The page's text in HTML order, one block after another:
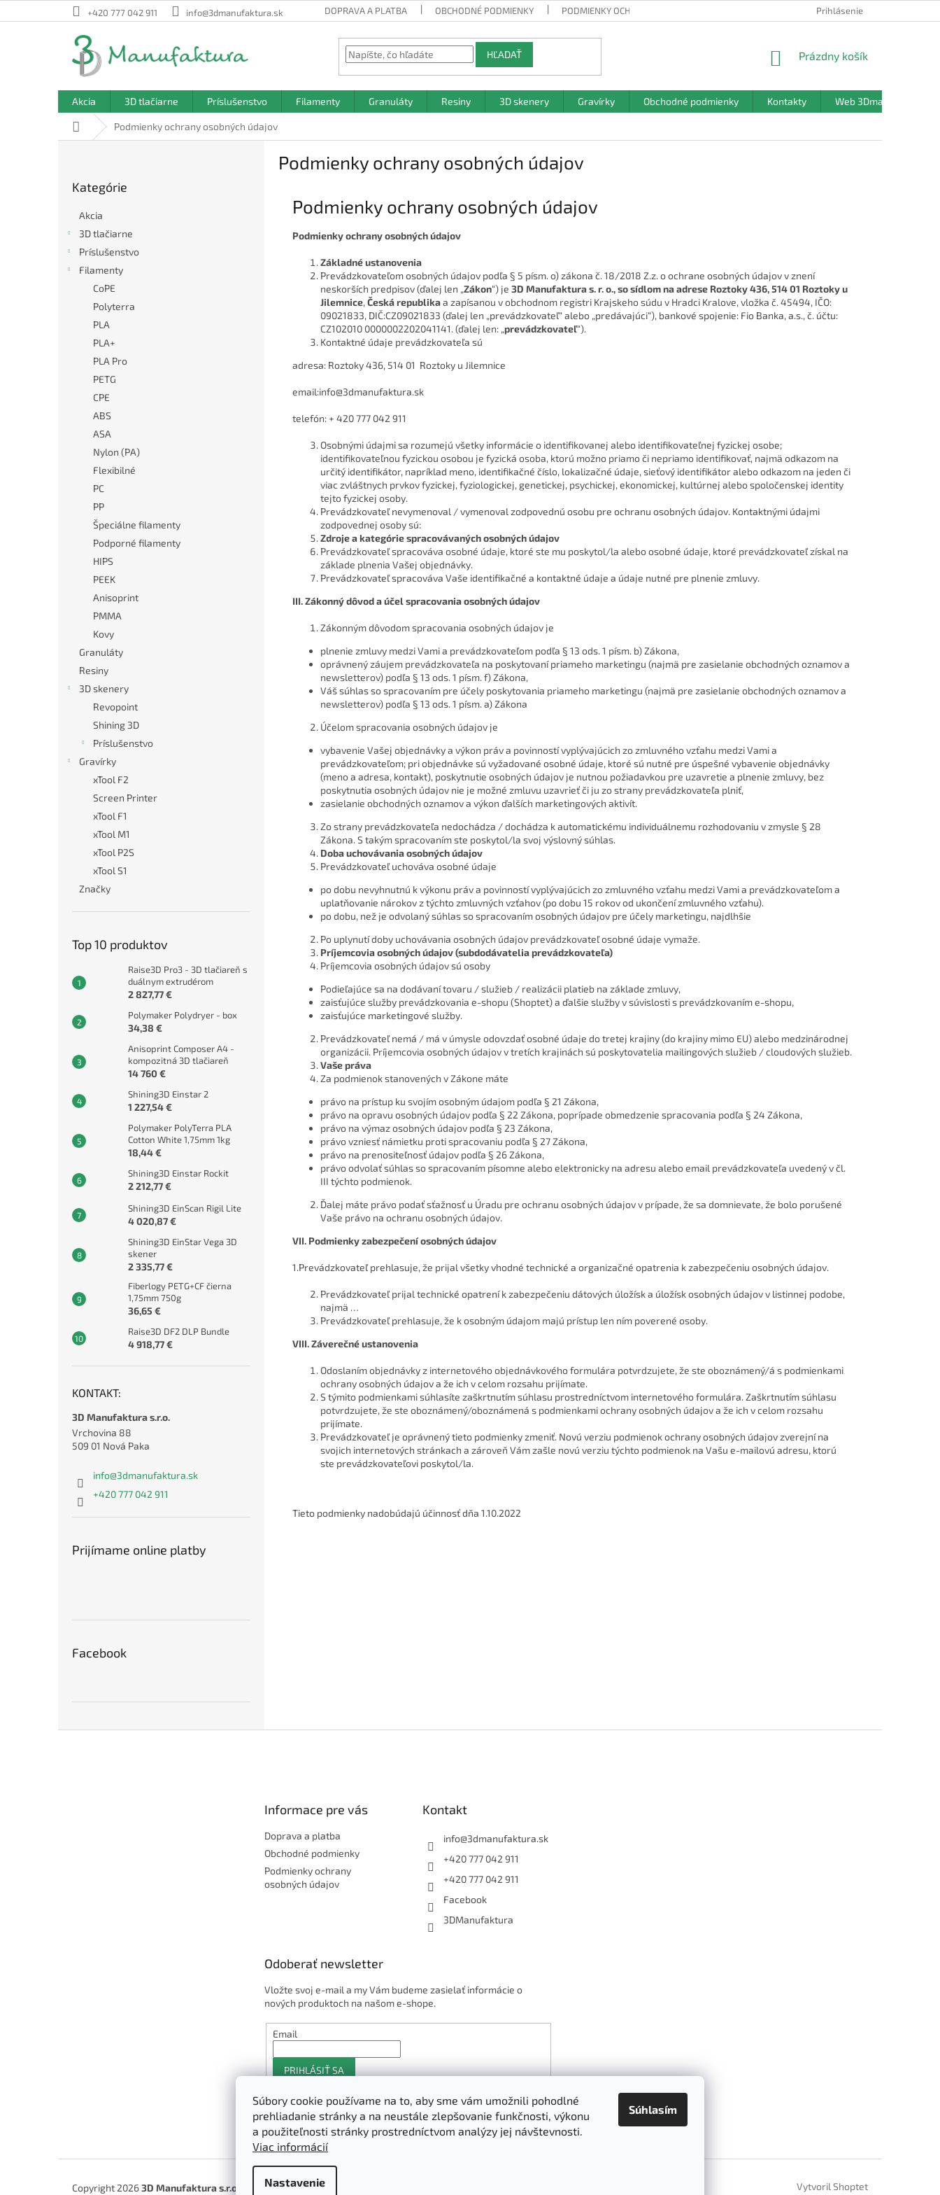
Súbory cookie používame na to, aby sme vám umožnili pohodlné
prehliadanie stránky a na neustále zlepšovanie funkčnosti, výkonu
a použiteľnosti stránky prostredníctvom analýzy jej návštevnosti.
Viac informácií
Nastavenie
Súhlasím
na
+420 777 042 911 info@3dmanufaktura.sk DOPRAVA A PLATBA OBCHODNÉ PODMIENKY PODMIENKY OCHRANY OSOBNÝCH ÚDAJOV Prihlásenie
HĽADAŤ
NÁKUPNÝ
Prázdny košík
Akcia 3D tlačiarne Príslušenstvo Filamenty Granuláty Resiny 3D skenery Gravírky Obchodné podmienky Kontakty Web 3Dmanufaktura.sk
DomovPodmienky ochrany osobných údajov
kategórie
Kategórie
Akcia
3D tlačiarne
Príslušenstvo
Filamenty
CoPE
Polyterra
PLA
PLA+
PLA Pro
PETG
CPE
ABS
ASA
Nylon (PA)
Flexibilné
PC
PP
Špeciálne filamenty
Podporné filamenty
HIPS
PEEK
Anisoprint
PMMA
Kovy
Granuláty
Resiny
3D skenery
Revopoint
Shining 3D
Príslušenstvo
Gravírky
xTool F2
Screen Printer
xTool F1
xTool M1
xTool P2S
xTool S1
Značky
Top 10 produktov
Raise3D Pro3 - 3D tlačiareň s
duálnym extrudérom
2 827,77 €
Polymaker Polydryer - box
34,38 €
Anisoprint Composer A4 -
kompozitná 3D tlačiareň
14 760 €
Shining3D Einstar 2
1 227,54 €
Polymaker PolyTerra PLA
Cotton White 1,75mm 1kg
18,44 €
Shining3D Einstar Rockit
2 212,77 €
Shining3D EinScan Rigil Lite
4 020,87 €
Shining3D EinStar Vega 3D
skener
2 335,77 €
Fiberlogy PETG+CF čierna
1,75mm 750g
36,65 €
Raise3D DF2 DLP Bundle
4 918,77 €
KONTAKT:
3D Manufaktura s.r.o.
Vrchovina 88
509 01 Nová Paka
info@3dmanufaktura.sk
+420 777 042 911
Prijímame online platby
Facebook
Podmienky ochrany osobných údajov
Podmienky ochrany osobných údajov
Podmienky ochrany osobných údajov
Základné ustanovenia
Prevádzkovateľom osobných údajov podľa § 5 písm. o) zákona č. 18/2018 Z.z. o ochrane osobných údajov v znení
neskorších predpisov (ďalej len „Zákon“) je 3D Manufaktura s. r. o., so sídlom na adrese Roztoky 436, 514 01 Roztoky u
Jilemnice, Česká republikaa zapísanou v obchodnom registri Krajskeho súdu v Hradci Kralove, vložka č. 45494, IČO:
09021833, DIČ:CZ09021833 (ďalej len „prevádzkovateľ“ alebo „predávajúci“), bankové spojenie: Fio Banka, a.s., č. účtu:
CZ102010 0000002202041141. (ďalej len: „prevádzkovateľ“).
Kontaktné údaje prevádzkovateľa sú
adresa: Roztoky 436, 514 01 Roztoky u Jilemnice
email:info@3dmanufaktura.sk
telefón: + 420 777 042 911
Osobnými údajmi sa rozumejú všetky informácie o identifikovanej alebo identifikovateľnej fyzickej osobe;
identifikovateľnou fyzickou osobou je fyzická osoba, ktorú možno priamo či nepriamo identifikovať, najmä odkazom na
určitý identifikátor, napríklad meno, identifikačné číslo, lokalizačné údaje, sieťový identifikátor alebo odkazom na jeden či
viac zvláštnych prvkov fyzickej, fyziologickej, genetickej, psychickej, ekonomickej, kultúrnej alebo spoločenskej identity
tejto fyzickej osoby.
Prevádzkovateľ nevymenoval / vymenoval zodpovednú osobu pre ochranu osobných údajov. Kontaktnými údajmi
zodpovednej osoby sú:
Zdroje a kategórie spracovávaných osobných údajov
Prevádzkovateľ spracováva osobné údaje, ktoré ste mu poskytol/la alebo osobné údaje, ktoré prevádzkovateľ získal na
základe plnenia Vašej objednávky.
Prevádzkovateľ spracováva Vaše identifikačné a kontaktné údaje a údaje nutné pre plnenie zmluvy.
III. Zákonný dôvod a účel spracovania osobných údajov
Zákonným dôvodom spracovania osobných údajov je
plnenie zmluvy medzi Vami a prevádzkovateľom podľa § 13 ods. 1 písm. b) Zákona,
oprávnený záujem prevádzkovateľa na poskytovaní priameho marketingu (najmä pre zasielanie obchodných oznamov a
newsletterov) podľa § 13 ods. 1 písm. f) Zákona,
Váš súhlas so spracovaním pre účely poskytovania priameho marketingu (najmä pre zasielanie obchodných oznamov a
newsletterov) podľa § 13 ods. 1 písm. a) Zákona
Účelom spracovania osobných údajov je
vybavenie Vašej objednávky a výkon práv a povinností vyplývajúcich zo zmluvného vzťahu medzi Vami a
prevádzkovateľom; pri objednávke sú vyžadované osobné údaje, ktoré sú nutné pre úspešné vybavenie objednávky
(meno a adresa, kontakt), poskytnutie osobných údajov je nutnou požiadavkou pre uzavretie a plnenie zmluvy, bez
poskytnutia osobných údajov nie je možné zmluvu uzavrieť či ju zo strany prevádzkovateľa plniť,
zasielanie obchodných oznamov a výkon ďalších marketingových aktivít.
Zo strany prevádzkovateľa nedochádza / dochádza k automatickému individuálnemu rozhodovaniu v zmysle § 28
Zákona. S takým spracovaním ste poskytol/la svoj výslovný súhlas.
Doba uchovávania osobných údajov
Prevádzkovateľ uchováva osobné údaje
po dobu nevyhnutnú k výkonu práv a povinností vyplývajúcich zo zmluvného vzťahu medzi Vami a prevádzkovateľom a
uplatňovanie nárokov z týchto zmluvných vzťahov (po dobu 15 rokov od ukončení zmluvného vzťahu).
po dobu, než je odvolaný súhlas so spracovaním osobných údajov pre účely marketingu, najdlhšie
Po uplynutí doby uchovávania osobných údajov prevádzkovateľ osobné údaje vymaže.
Príjemcovia osobných údajov (subdodávatelia prevádzkovateľa)
Príjemcovia osobných údajov sú osoby
Podieľajúce sa na dodávaní tovaru / služieb / realizácii platieb na základe zmluvy,
zaisťujúce služby prevádzkovania e-shopu (Shoptet) a ďalšie služby v súvislosti s prevádzkovaním e-shopu,
zaisťujúce marketingové služby.
Prevádzkovateľ nemá / má v úmysle odovzdať osobné údaje do tretej krajiny (do krajiny mimo EU) alebo medzinárodnej
organizácii. Príjemcovia osobných údajov v tretích krajinách sú poskytovatelia mailingových služieb / cloudových služieb.
Vaše práva
Za podmienok stanovených v Zákone máte
právo na prístup ku svojím osobným údajom podľa § 21 Zákona,
právo na opravu osobných údajov podľa § 22 Zákona, poprípade obmedzenie spracovania podľa § 24 Zákona,
právo na výmaz osobných údajov podľa § 23 Zákona,
právo vzniesť námietku proti spracovaniu podľa § 27 Zákona,
právo na prenositeľnosť údajov podľa § 26 Zákona,
právo odvolať súhlas so spracovaním písomne alebo elektronicky na adresu alebo email prevádzkovateľa uvedený v čl.
III týchto podmienok.
Ďalej máte právo podať sťažnosť u Úradu pre ochranu osobných údajov v prípade, že sa domnievate, že bolo porušené
Vaše právo na ochranu osobných údajov.
VII. Podmienky zabezpečení osobných údajov
1.Prevádzkovateľ prehlasuje, že prijal všetky vhodné technické a organizačné opatrenia k zabezpečeniu osobných údajov.
Prevádzkovateľ prijal technické opatrení k zabezpečeniu dátových úložísk a úložísk osobných údajov v listinnej podobe,
najmä …
Prevádzkovateľ prehlasuje, že k osobným údajom majú prístup len ním poverené osoby.
VIII. Záverečné ustanovenia
Odoslaním objednávky z internetového objednávkového formulára potvrdzujete, že ste oboznámený/á s podmienkami
ochrany osobných údajov a že ich v celom rozsahu prijímate.
S týmito podmienkami súhlasíte zaškrtnutím súhlasu prostredníctvom internetového formulára. Zaškrtnutím súhlasu
potvrdzujete, že ste oboznámený/oboznámená s podmienkami ochrany osobných údajov a že ich v celom rozsahu
prijímate.
Prevádzkovateľ je oprávnený tieto podmienky zmeniť. Novú verziu podmienok ochrany osobných údajov zverejní na
svojich internetových stránkach a zároveň Vám zašle novú verziu týchto podmienok na Vašu e-mailovú adresu, ktorú
ste prevádzkovateľovi poskytol/la.
Tieto podmienky nadobúdajú účinnosť dňa 1.10.2022
Informace pre vás
Doprava a platba
Obchodné podmienky
Podmienky ochrany
osobných údajov
Kontakt
info@3dmanufaktura.sk
+420 777 042 911
+420 777 042 911
Facebook
3DManufaktura
Odoberať newsletter
Vložte svoj e-mail a my Vám budeme zasielať informácie o
nových produktoch na našom e-shope.
Email
PRIHLÁSIŤ SA
Shoptet.sk
Vytvoril Shoptet
Copyright 20263D Manufaktura s.r.o. . Všetky práva vyhradené.